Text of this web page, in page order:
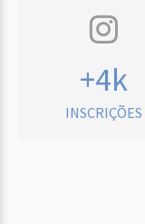
+4k
INSCRIÇÕES